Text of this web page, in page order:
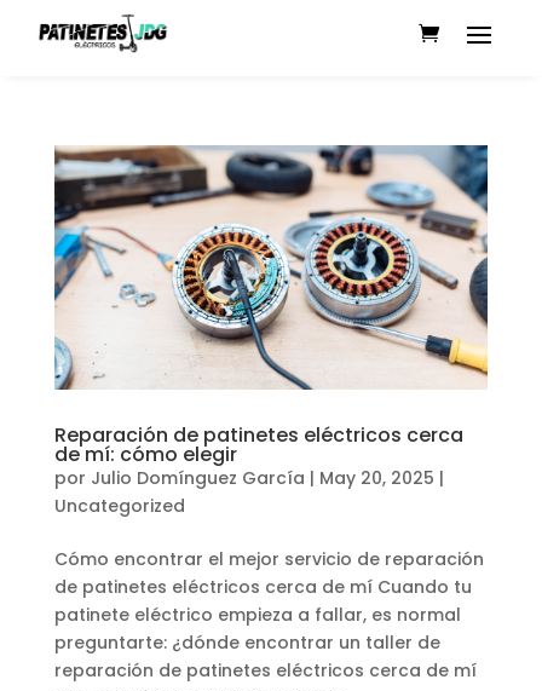
Reparación de patinetes eléctricos cerca
de mí: cómo elegir
por Julio Domínguez García | May 20, 2025 |
Uncategorized
Cómo encontrar el mejor servicio de reparación
de patinetes eléctricos cerca de mí Cuando tu
patinete eléctrico empieza a fallar, es normal
preguntarte: ¿dónde encontrar un taller de
reparación de patinetes eléctricos cerca de mí